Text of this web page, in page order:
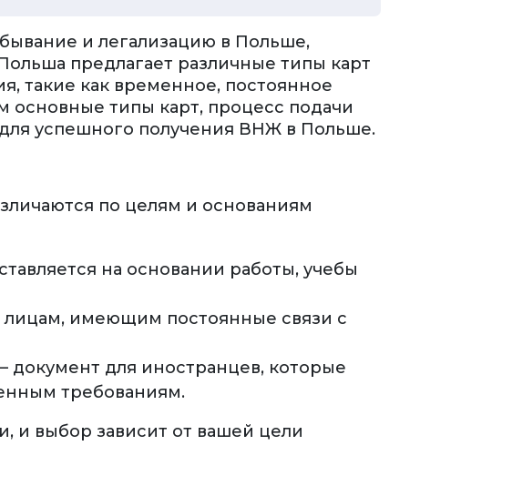
и легализацию в Польше,
предлагает различные типы карт
такие как временное, постоянное
основные типы карт, процесс подачи
успешного получения ВНЖ в Польше.
по целям и основаниям
на основании работы, учебы
лицам, имеющим постоянные связи с
документ для иностранцев, которые
требованиям.
и выбор зависит от вашей цели